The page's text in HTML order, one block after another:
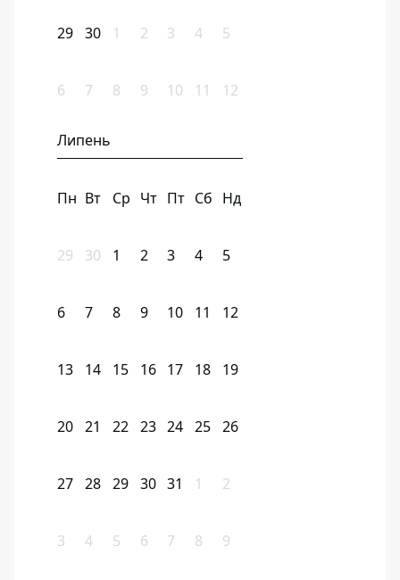
29 30 1 2 3 4 5
6 7 8 9 10 11 12
Липень
Пн Вт Ср Чт Пт Сб Нд
29 30 1 2 3 4 5
6 7 8 9 10 11 12
13 14 15 16 17 18 19
20 21 22 23 24 25 26
27 28 29 30 31 1 2
3 4 5 6 7 8 9